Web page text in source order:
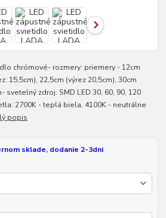
chrómové- rozmery: priemery - 12cm
15,5cm), 22,5cm (výrez 20,5cm), 30cm
svetelný zdroj: SMD LED 30, 60, 90, 120
2700K - teplá biela, 4100K - neutrálne
popis
sklade, dodanie 2-3dni